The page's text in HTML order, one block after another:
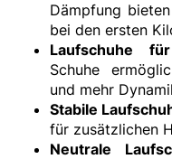
Dämpfung
bei den ersten
Laufschuhe
Schuhe
und mehr
Stabile
für zusätzlichen
Neutrale